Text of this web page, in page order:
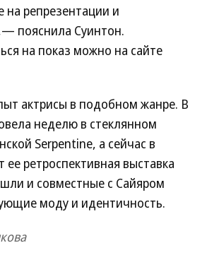
на репрезентации и
пояснила Суинтон.
на показ можно на сайте
актрисы в подобном жанре. В
неделю в стеклянном
Serpentine, а сейчас в
ретроспективная выставка
и совместные с Сайяром
моду и идентичность.